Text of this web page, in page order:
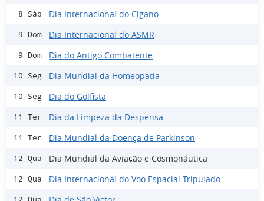
8 Sáb Dia Internacional do Cigano
9 Dom Dia Internacional do ASMR
9 Dom Dia do Antigo Combatente
10 Seg Dia Mundial da Homeopatia
10 Seg Dia do Golfista
11 Ter Dia da Limpeza da Despensa
11 Ter Dia Mundial da Doença de Parkinson
12 Qua Dia Mundial da Aviação e Cosmonáutica
12 Qua Dia Internacional do Voo Espacial Tripulado